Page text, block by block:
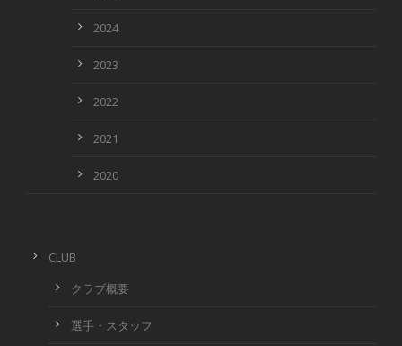
2024
2023
2022
2021
2020
CLUB
クラブ概要
選手・スタッフ